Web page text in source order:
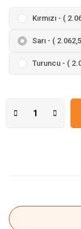
Kırmızı - (
Sarı - (
Turuncu - (